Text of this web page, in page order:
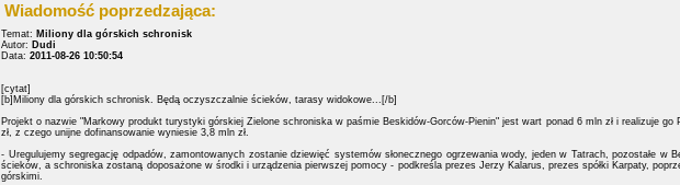
Wiadomość poprzedzająca:
Temat: Miliony dla górskich schronisk
Autor: Dudi
Data: 2011-08-26 10:50:54
[cytat]
[b]Miliony dla górskich schronisk. Będą oczyszczalnie ścieków, tarasy widokowe...[/b]
Projekt o nazwie "Markowy produkt turystyki górskiej Zielone schroniska w paśmie Beskidów-Gorców-Pienin" jest wart ponad 6 mln zł i realizuje
zł, z czego unijne dofinansowanie wyniesie 3,8 mln zł.
- Uregulujemy segregację odpadów, zamontowanych zostanie dziewięć systemów słonecznego ogrzewania wody, jeden w Tatrach, pozostałe w
ścieków, a schroniska zostaną doposażone w środki i urządzenia pierwszej pomocy - podkreśla prezes Jerzy Kalarus, prezes spółki Karpaty,
górskimi.